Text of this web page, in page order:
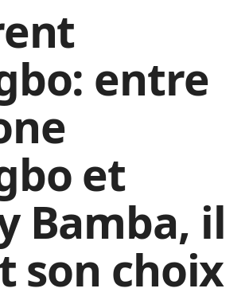
entre
et
Bamba, il
son choix